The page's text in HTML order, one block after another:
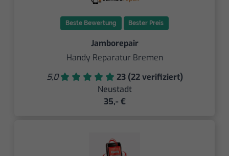
Beste Bewertung Bester Preis
Jamborepair
Handy Reparatur Bremen
5,0
23 (22 verifiziert)
Neustadt
35,- €